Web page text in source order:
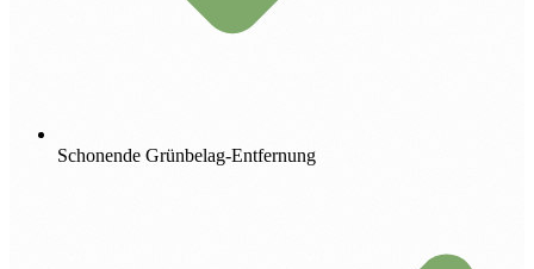
Schonende Grünbelag-Entfernung